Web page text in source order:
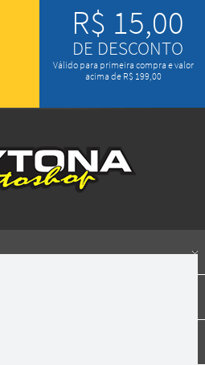
R$ 15,00
DE DESCONTO
Válido para primeira compra e valor
acima de R$ 199,00